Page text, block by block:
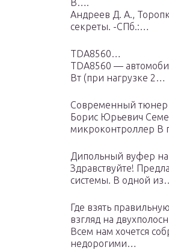
В….
Андреев Д. А.,
секреты. -СПб.:…
TDA8560…
TDA8560 —
Вт (при нагрузке 2…
Современный
Борис Юрьевич
микроконтроллер В
Дипольный вуфер
Здравствуйте!
системы. В одной
Где взять
взгляд на
Всем нам хочется
недорогими…